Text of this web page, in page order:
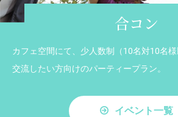
合コン
カフェ空間にて、少人数制（10名対10名
交流したい方向けのパーティープラン。
イベント一覧